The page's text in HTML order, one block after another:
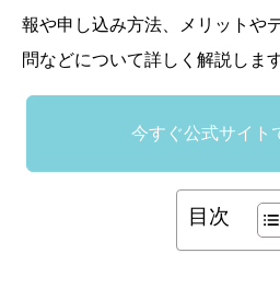
報や申し込み方法、メリットや
問などについて詳しく解説します
今すぐ公式サイト
目次